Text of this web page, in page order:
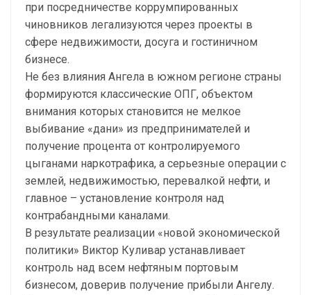
при посредничестве коррумпированных
чиновников легализуются через проекты в
сфере недвижимости, досуга и гостиничном
бизнесе.
Не без влияния Ангела в южном регионе страны
формируются классические ОПГ, объектом
внимания которых становится не мелкое
выбивание «дани» из предпринимателей и
получение процента от контролируемого
цыганами наркотрафика, а серьезные операции с
землей, недвижимостью, перевалкой нефти, и
главное – установление контроля над
контрабандными каналами.
В результате реализации «новой экономической
политики» Виктор Куливар устанавливает
контроль над всем нефтяным портовым
бизнесом, доверив получение прибыли Ангелу.